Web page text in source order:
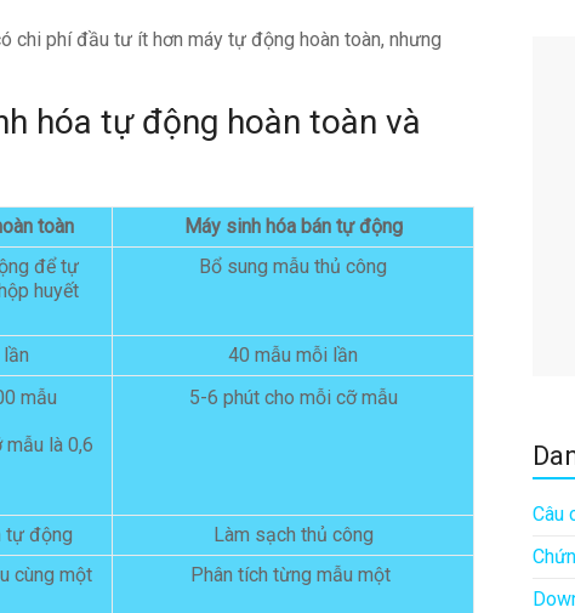
chi phí đầu tư ít hơn máy tự động hoàn toàn, nhưng
hóa tự động hoàn toàn và
toàn
Máy sinh hóa bán tự động
để tự
huyết
Bổ sung mẫu thủ công
40 mẫu mỗi lần
mẫu
mẫu là 0,6
5-6 phút cho mỗi cỡ mẫu
tự động
Làm sạch thủ công
cùng một
Phân tích từng mẫu một
Câu